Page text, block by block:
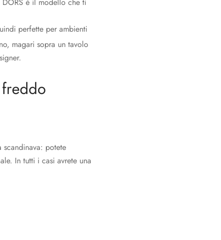
perfette per ambienti
magari sopra un tavolo
potete
In tutti i casi avrete una